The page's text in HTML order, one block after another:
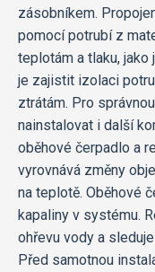
zásobníkem.
pomocí potrubí z
teplotám a tlaku,
je zajistit izolaci
ztrátám. Pro
nainstalovat i další
oběhové čerpadlo a
vyrovnává změny
na teplotě. Oběhové
kapaliny v systému.
ohřevu vody a
Před samotnou